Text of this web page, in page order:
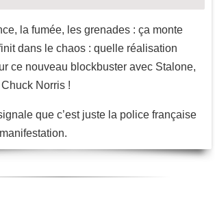
la fumée, les grenades : ça monte
dans le chaos : quelle réalisation
ce nouveau blockbuster avec Stalone,
Norris !
que c’est juste la police française